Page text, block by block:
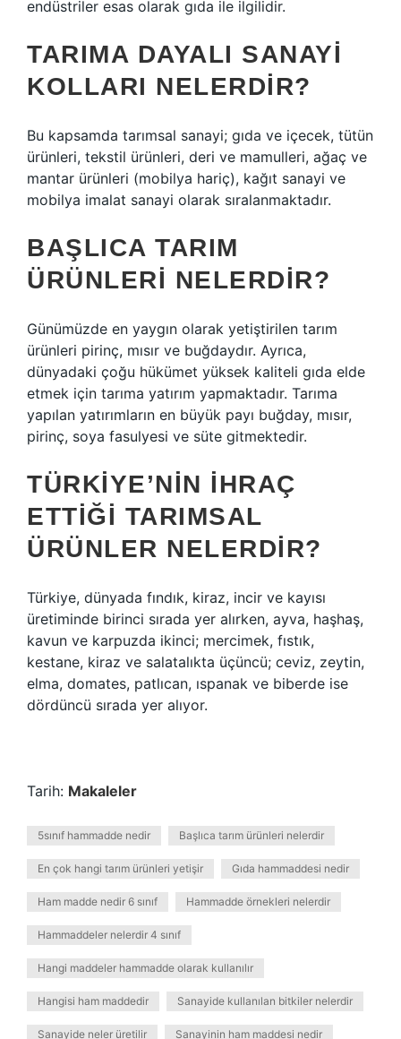
endüstriler esas olarak gıda ile ilgilidir.
TARIMA DAYALI SANAYI
KOLLARI NELERDIR?
Bu kapsamda tarımsal sanayi; gıda ve içecek, tütün
ürünleri, tekstil ürünleri, deri ve mamulleri, ağaç ve
mantar ürünleri (mobilya hariç), kağıt sanayi ve
mobilya imalat sanayi olarak sıralanmaktadır.
BAŞLICA TARIM
ÜRÜNLERI NELERDIR?
Günümüzde en yaygın olarak yetiştirilen tarım
ürünleri pirinç, mısır ve buğdaydır. Ayrıca,
dünyadaki çoğu hükümet yüksek kaliteli gıda elde
etmek için tarıma yatırım yapmaktadır. Tarıma
yapılan yatırımların en büyük payı buğday, mısır,
pirinç, soya fasulyesi ve süte gitmektedir.
TÜRKIYE’NIN IHRAÇ
ETTIĞI TARIMSAL
ÜRÜNLER NELERDIR?
Türkiye, dünyada fındık, kiraz, incir ve kayısı
üretiminde birinci sırada yer alırken, ayva, haşhaş,
kavun ve karpuzda ikinci; mercimek, fıstık,
kestane, kiraz ve salatalıkta üçüncü; ceviz, zeytin,
elma, domates, patlıcan, ıspanak ve biberde ise
dördüncü sırada yer alıyor.
Tarih: Makaleler
5sınıf hammadde nedir Başlıca tarım ürünleri nelerdir
En çok hangi tarım ürünleri yetişir Gıda hammaddesi nedir
Ham madde nedir 6 sınıf Hammadde örnekleri nelerdir
Hammaddeler nelerdir 4 sınıf
Hangi maddeler hammadde olarak kullanılır
Hangisi ham maddedir Sanayide kullanılan bitkiler nelerdir
Sanayide neler üretilir Sanayinin ham maddesi nedir